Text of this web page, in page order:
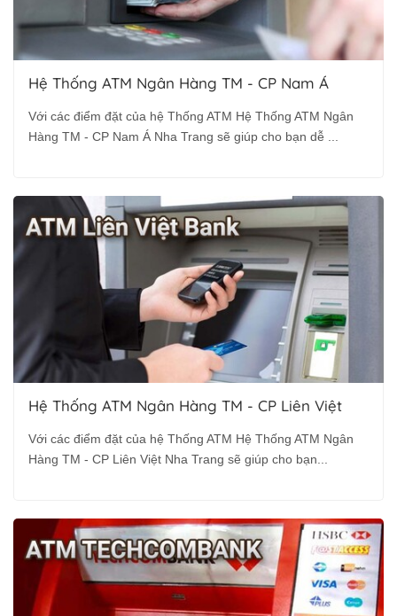
Hệ Thống ATM Ngân Hàng TM - CP Nam Á
Với các điểm đặt của hệ Thống ATM Hệ Thống ATM Ngân
Hàng TM - CP Nam Á Nha Trang sẽ giúp cho bạn dễ ...
Hệ Thống ATM Ngân Hàng TM - CP Liên Việt
Với các điểm đặt của hệ Thống ATM Hệ Thống ATM Ngân
Hàng TM - CP Liên Việt Nha Trang sẽ giúp cho bạn...